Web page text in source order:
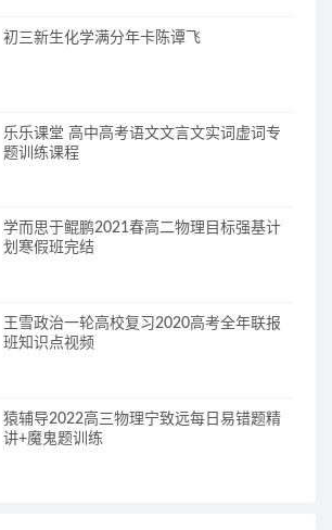
初三新生化学满分年卡陈谭飞
乐乐课堂 高中高考语文文言文实词虚词专
题训练课程
学而思于鲲鹏2021春高二物理目标强基计
划寒假班完结
王雪政治一轮高校复习2020高考全年联报
班知识点视频
猿辅导2022高三物理宁致远每日易错题精
讲+魔鬼题训练